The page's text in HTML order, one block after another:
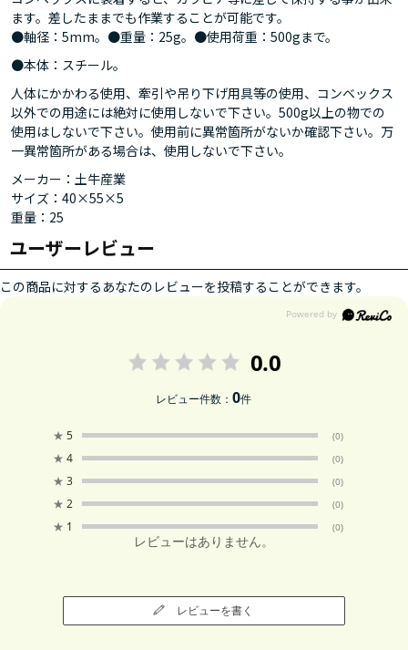
ます。差したままでも作業することが可能です。
●軸径：5mm。●重量：25g。●使用荷重：500gまで。
●本体：スチール。
人体にかかわる使用、牽引や吊り下げ用具等の使用、コンベックス
以外での用途には絶対に使用しないで下さい。500g以上の物での
使用はしないで下さい。使用前に異常箇所がないか確認下さい。万
一異常箇所がある場合は、使用しないで下さい。
メーカー：土牛産業
サイズ：40×55×5
重量：25
ユーザーレビュー
この商品に対するあなたのレビューを投稿することができます。
0.0
レビュー件数：0件
★ 5 (0)
★ 4 (0)
★ 3 (0)
★ 2 (0)
★ 1 (0)
レビューはありません。
レビューを書く